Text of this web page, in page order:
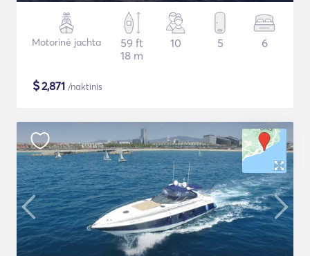
Motorinė jachta
59 ft
18 m
10 5 6
$2,871 /naktinis